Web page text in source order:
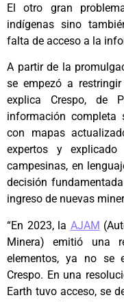
El otro gran
indígenas sino
falta de acceso a la
A partir de la
se empezó a
explica Crespo, de
información completa
con mapas
expertos y
campesinas, en
decisión
ingreso de nuevas
“En 2023, la AJAM
Minera) emitió una
elementos, ya no se
Crespo. En una
Earth tuvo acceso, se